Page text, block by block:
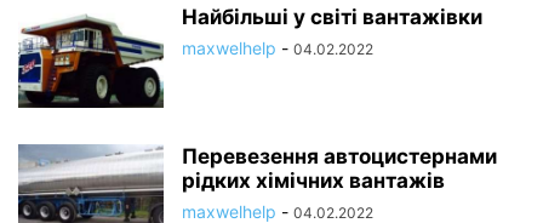
Найбільші у світі вантажівки
maxwelhelp - 04.02.2022
Перевезення автоцистернами
рідких хімічних вантажів
maxwelhelp - 04.02.2022